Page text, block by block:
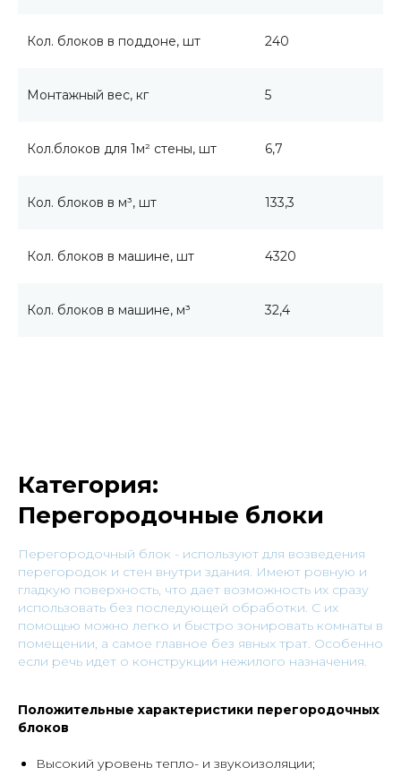
Кол. блоков в поддоне, шт 240
Монтажный вес, кг 5
Кол.блоков для 1м² стены, шт 6,7
Кол. блоков в м³, шт 133,3
Кол. блоков в машине, шт 4320
Кол. блоков в машине, м³ 32,4
Категория:
Перегородочные блоки
Перегородочный блок - используют для возведения
перегородок и стен внутри здания. Имеют ровную и
гладкую поверхность, что дает возможность их сразу
использовать без последующей обработки. С их
помощью можно легко и быстро зонировать комнаты в
помещении, а самое главное без явных трат. Особенно
если речь идет о конструкции нежилого назначения.
Положительные характеристики перегородочных
блоков
Высокий уровень тепло- и звукоизоляции;